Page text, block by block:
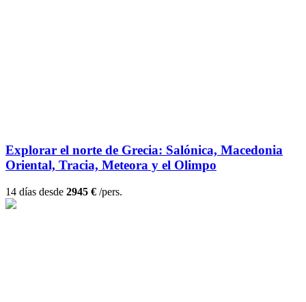
Explorar el norte de Grecia: Salónica, Macedonia
Oriental, Tracia, Meteora y el Olimpo
14 días desde 2945 € /pers.